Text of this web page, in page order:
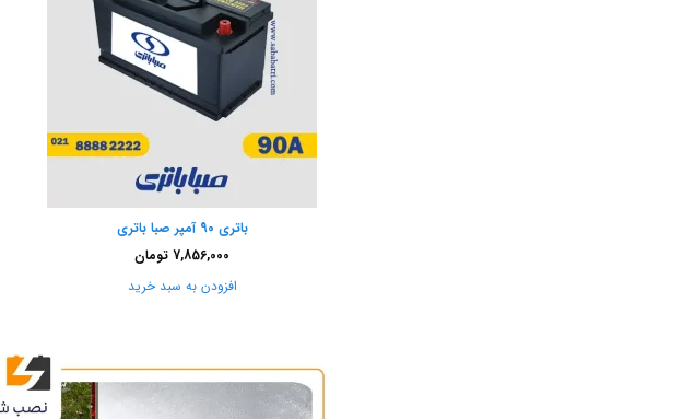
باتری 90 آمپر صبا باتری
7,856,000 تومان
افزودن به سبد خرید